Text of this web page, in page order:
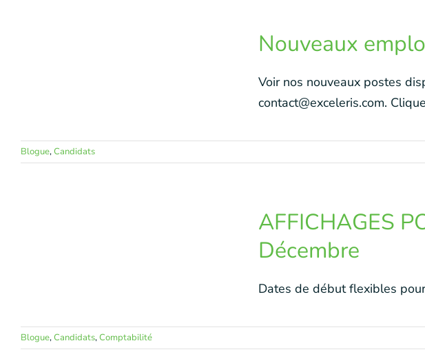
Nouveaux
Voir nos nouveaux postes
contact@exceleris.com.
Blogue,Candidats
AFFICHAGES
Décembre
Dates de début flexibles
Blogue,Candidats,Comptabilité